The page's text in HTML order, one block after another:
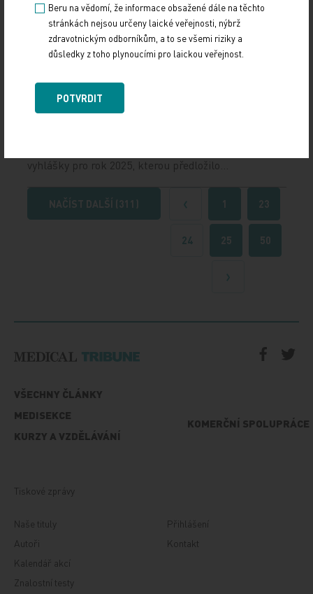
odpadních vod v současném znění ohrožuje budoucí
dostupnost nezbytných léků včetně antibiotik,…
ministerstvo k soudu
16. 10. 2024
vyhlášky pro rok 2025, kterou předložilo…
NAČÍST DALŠÍ (311) Předchozí1 23
24 25 50
Další
VŠECHNY ČLÁNKY
MEDISEKCE
KURZY A VZDĚLÁVÁNÍ
KOMERČNÍ SPOLUPRÁCE
Tiskové zprávy
Naše tituly
Autoři
Kalendář akcí
Znalostní testy
Přihlášení
Kontakt
Beru na vědomí, že informace obsažené dále na těchto
stránkách nejsou určeny laické veřejnosti, nýbrž
zdravotnickým odborníkům, a to se všemi riziky a
důsledky z toho plynoucími pro laickou veřejnost.
POTVRDIT